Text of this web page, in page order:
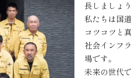
長しましょう
私たちは国
コツコツと
社会インフ
場です。
未来の世代